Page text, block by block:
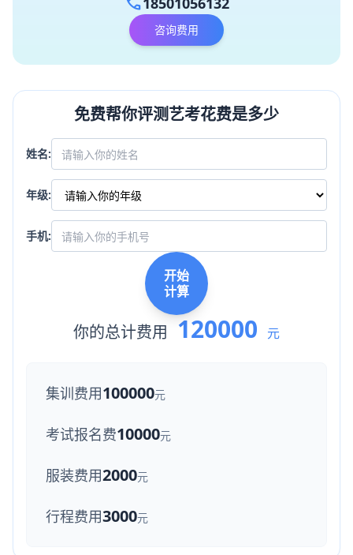
咨询费用
免费帮你评测艺考花费是多少
姓名:
年级:
手机:
开始
计算
你的总计费用 120000 元
集训费用100000元
考试报名费10000元
服装费用2000元
行程费用3000元